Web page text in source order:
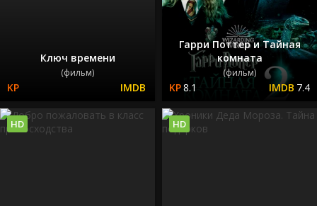
Ключ времени
(фильм)
Гарри Поттер и Тайная
комната
(фильм)
8.1 7.4
HD HD